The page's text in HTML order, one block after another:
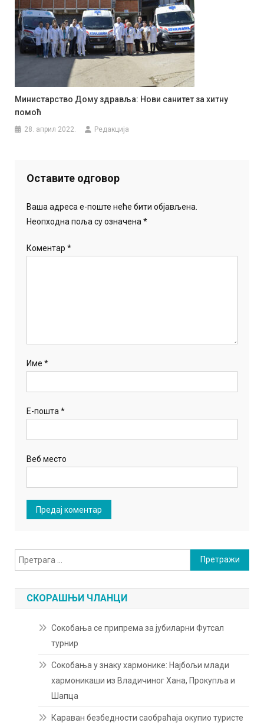
Министарство Дому здравља: Нови санитет за хитну
помоћ
28. април 2022. Редакција
Оставите одговор
Ваша адреса е-поште неће бити објављена.
Неопходна поља су означена*
Коментар*
Име*
Е-пошта*
Веб место
Претрага
за:
СКОРАШЊИ ЧЛАНЦИ
Сокобања се припрема за јубиларни Футсал
турнир
Сокобања у знаку хармонике: Најбољи млади
хармоникаши из Владичиног Хана, Прокупља и
Шапца
Караван безбедности саобраћаја окупио туристе